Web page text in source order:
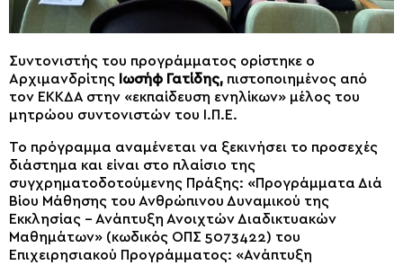
Συντονιστής του προγράμματος ορίστηκε ο
Αρχιμανδρίτης Ιωσήφ Γατίδης, πιστοποιημένος από
τον ΕΚΚΔΑ στην «εκπαίδευση ενηλίκων» μέλος του
μητρώου συντονιστών του Ι.Π.Ε.
Το πρόγραμμα αναμένεται να ξεκινήσει το προσεχές
διάστημα και είναι στο πλαίσιο της
συγχρηματοδοτούμενης Πράξης: «Προγράμματα Διά
Βίου Μάθησης του Ανθρώπινου Δυναμικού της
Εκκλησίας – Ανάπτυξη Ανοιχτών Διαδικτυακών
Μαθημάτων» (κωδικός ΟΠΣ 5073422) του
Επιχειρησιακού Προγράμματος: «Ανάπτυξη